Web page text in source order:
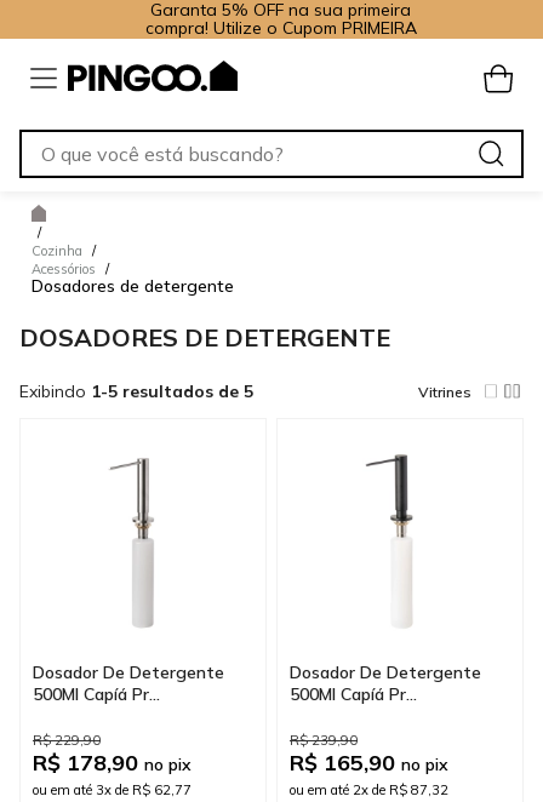
Garanta 5% OFF na sua primeira
compra! Utilize o Cupom PRIMEIRA
/
Cozinha
/
Acessórios
/
Dosadores de detergente
DOSADORES DE DETERGENTE
Exibindo 1-5 resultados de 5 Vitrines
Dosador De Detergente
500Ml Capíá Pr...
R$ 229,90
R$ 178,90 no pix
ou em até 3x de R$ 62,77
Dosador De Detergente
500Ml Capíá Pr...
R$ 239,90
R$ 165,90 no pix
ou em até 2x de R$ 87,32